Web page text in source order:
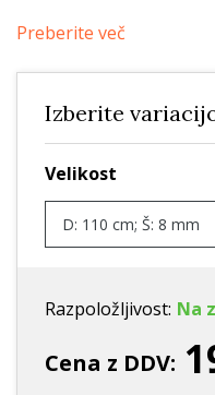
Preberite več
Izberite
Velikost
D: 110 cm; Š: 8 mm
Razpoložljivost: Na
Cena z DDV: